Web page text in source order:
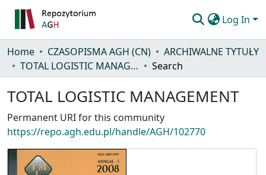
Log In
Communities & Collections
Statistics
Help
Home CZASOPISMA AGH (CN)
ARCHIWALNE TYTUŁY
TOTAL LOGISTIC MANAGEMENT
Search
TOTAL LOGISTIC MANAGEMENT
Permanent URI for this community
https://repo.agh.edu.pl/handle/AGH/102770